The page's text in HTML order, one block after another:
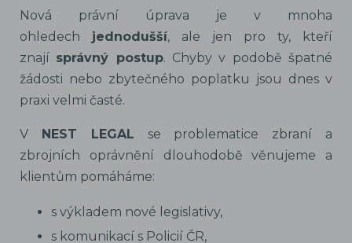
Nová právní úprava je v mnoha
ohledech jednodušší, ale jen pro ty, kteří
znají správný postup. Chyby v podobě špatné
žádosti nebo zbytečného poplatku jsou dnes v
praxi velmi časté.
V NEST LEGAL se problematice zbraní a
zbrojních oprávnění dlouhodobě věnujeme a
klientům pomáháme:
s výkladem nové legislativy,
s komunikací s Policií ČR,